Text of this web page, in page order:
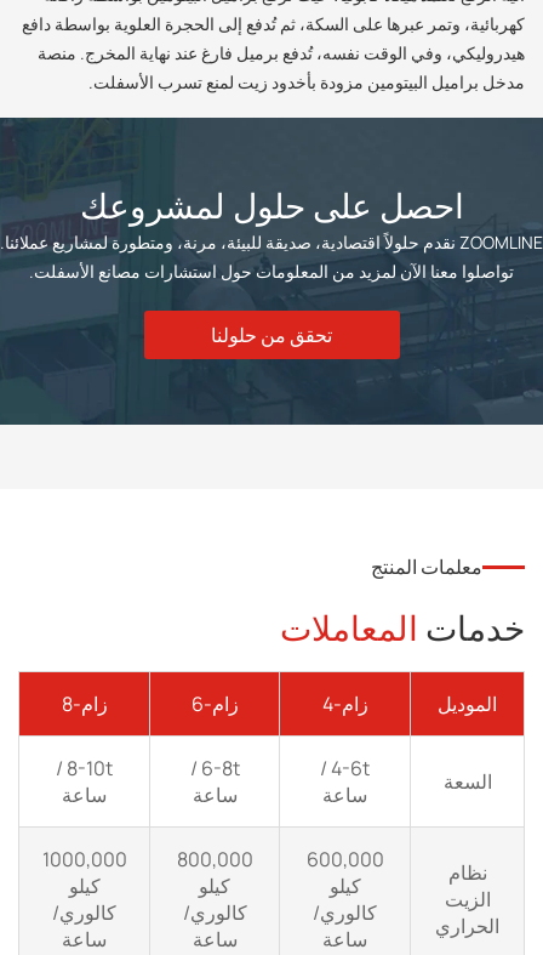
كهربائية، وتمر عبرها على السكة، ثم تُدفع إلى الحجرة العلوية بواسطة دافع
هيدروليكي، وفي الوقت نفسه، تُدفع برميل فارغ عند نهاية المخرج. منصة
مدخل براميل البيتومين مزودة بأخدود زيت لمنع تسرب الأسفلت.
احصل على حلول لمشروعك
ZOOMLINE نقدم حلولاً اقتصادية، صديقة للبيئة، مرنة، ومتطورة لمشاريع عملائنا.
تواصلوا معنا الآن لمزيد من المعلومات حول استشارات مصانع الأسفلت.
تحقق من حلولنا
معلمات المنتج
خدمات المعاملات
الموديل زام-4 زام-6 زام-8
السعة
4-6t /
ساعة
6-8t /
ساعة
8-10t /
ساعة
نظام
الزيت
الحراري
600,000
كيلو
كالوري/
ساعة
800,000
كيلو
كالوري/
ساعة
1000,000
كيلو
كالوري/
ساعة